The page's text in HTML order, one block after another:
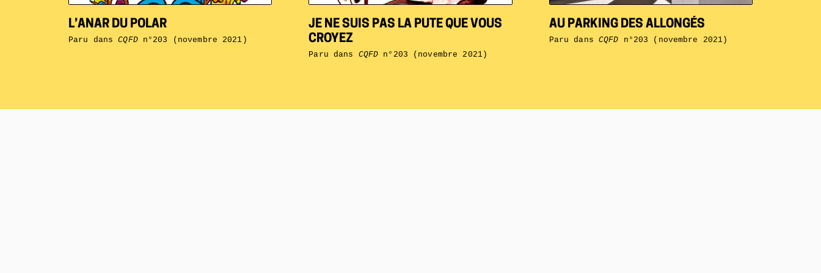
L’ANAR DU POLAR
Paru dansCQFDn°203 (novembre 2021)
JE NE SUIS PAS LA PUTE QUE VOUS
CROYEZ
Paru dans CQFD n°203 (novembre 2021)
AU PARKING DES ALLONGÉS
Paru dans CQFD n°203 (novembre 2021)